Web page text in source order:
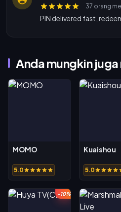
37 orang
PIN delivered fast,
Anda mungkin
MOMO
5.0
Kuaishou
5.0
-10%